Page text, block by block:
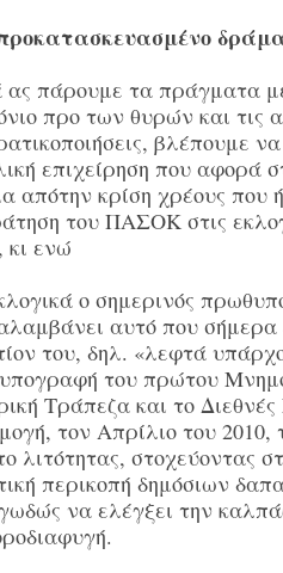
πάρουμε τα πράγματα
προ των θυρών και τις
βλέπουμε
επιχείρηση που αφορά
απότην κρίση χρέους που
του ΠΑΣΟΚ στις
κι ενώ
ο σημερινός
αυτό που σήμερα
του, δηλ. «λεφτά
του πρώτου
Τράπεζα και το
τον Απρίλιο του
λιτότητας, στοχεύοντας
περικοπή δημόσιων
να ελέγξει την